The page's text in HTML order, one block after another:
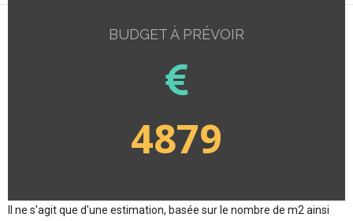
BUDGET À PRÉVOIR
4879
Il ne s'agit que d'une estimation, basée sur le nombre de m2 ainsi